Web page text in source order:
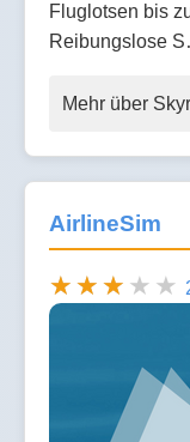
Fluglotsen bis
Reibungslose
Mehr über
AirlineSim